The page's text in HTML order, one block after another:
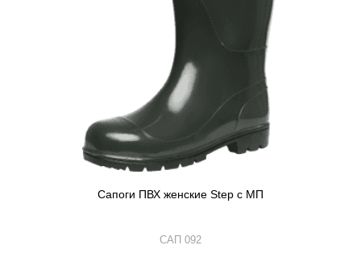
Сапоги ПВХ женские Step с МП
САП 092